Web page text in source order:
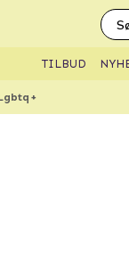
TILBUD